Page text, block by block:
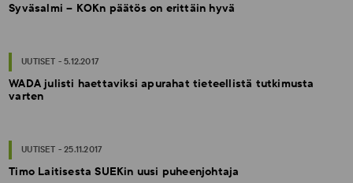
Syväsalmi – KOKn päätös on erittäin hyvä
UUTISET - 5.12.2017
WADA julisti haettaviksi apurahat tieteellistä tutkimusta
varten
UUTISET - 25.11.2017
Timo Laitisesta SUEKin uusi puheenjohtaja